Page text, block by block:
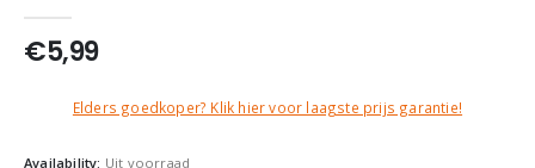
€5,99
Elders goedkoper? Klik hier voor laagste prijs garantie!
Availability: Uit voorraad